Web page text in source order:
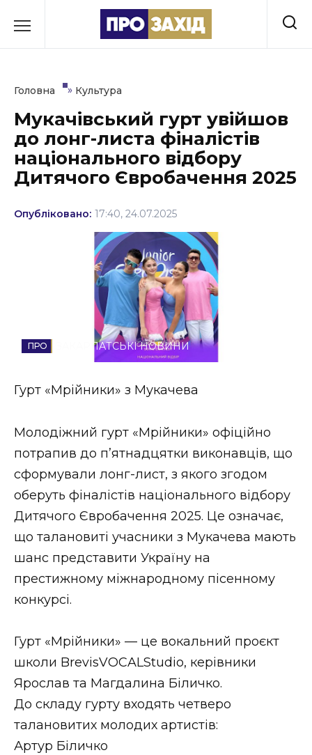
до
Культура
Освіта
Стиль життя
Втрачений Ужгород
Втрачений Ужгород (відеоверсія)
ЗАКАРПАТСЬКІ НОВИНИ
НОВИНИ ЗАХІДНОЇ УКРАЇНИ
ФОТО
Головна » Культура
Мукачівський гурт увійшов
до лонг-листа фіналістів
національного відбору
Дитячого Євробачення 2025
Опубліковано: 17:40, 24.07.2025
ЗАКАРПАТСЬКІ НОВИНИ
Гурт «Мрійники» з Мукачева
Молодіжний гурт «Мрійники» офіційно
потрапив до п’ятнадцятки виконавців, що
сформували лонг-лист, з якого згодом
оберуть фіналістів національного відбору
Дитячого Євробачення 2025. Це означає,
що талановиті учасники з Мукачева мають
шанс представити Україну на
престижному міжнародному пісенному
конкурсі.
Гурт «Мрійники» — це вокальний проєкт
школи BrevisVOCALStudio, керівники
Ярослав та Магдалина Біличко.
До складу гурту входять четверо
талановитих молодих артистів:
Артур Біличко